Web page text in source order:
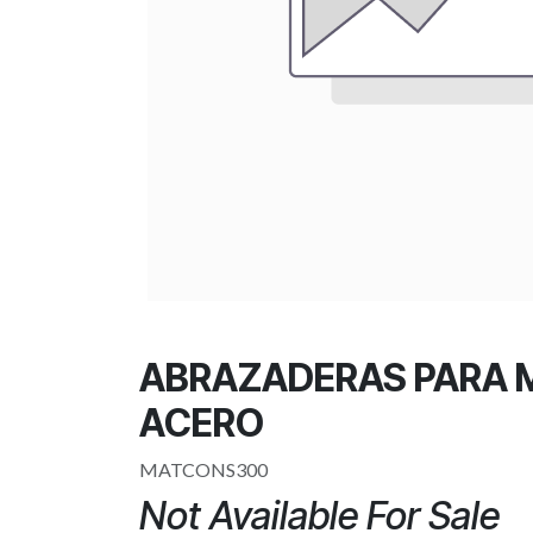
ABRAZADERAS PARA
ACERO
MATCONS300
Not Available For Sale